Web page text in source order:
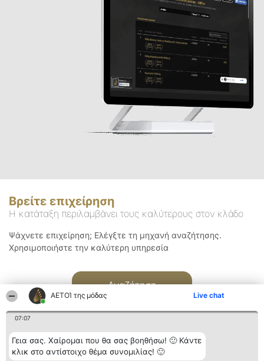
ΑΕΤΟΊ της μόδας Live chat
07:07
Γεια σας. Χαίρομαι που θα σας βοηθήσω! 🙂 Κάντε
κλικ στο αντίστοιχο θέμα συνομιλίας! 🙂
Βρείτε επιχείρηση
Η κατάταξη περιλαμβάνει τους καλύτερους στον κλάδο
Ψάχνετε επιχείρηση; Ελέγξτε τη μηχανή αναζήτησης.
Χρησιμοποιήστε την καλύτερη υπηρεσία
Αναζήτηση